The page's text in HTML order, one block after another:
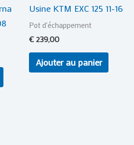
Usine KTM EXC 125 11-16
Pot d'échappement
€ 239,00
Ajouter au panier